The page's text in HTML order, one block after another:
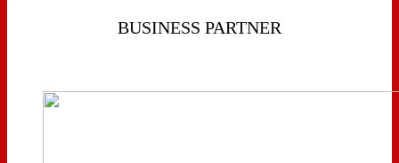
BUSINESS PARTNER